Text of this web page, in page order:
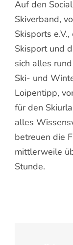
Auf den
Skiverband,
Skisports
Skisport und
sich alles
Ski- und
Loipentipp,
für den
alles
betreuen die
mittlerweile
Stunde.